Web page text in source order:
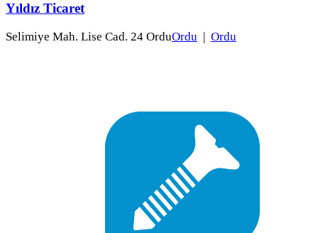
Yıldız Ticaret
Selimiye Mah. Lise Cad. 24 OrduOrdu | Ordu